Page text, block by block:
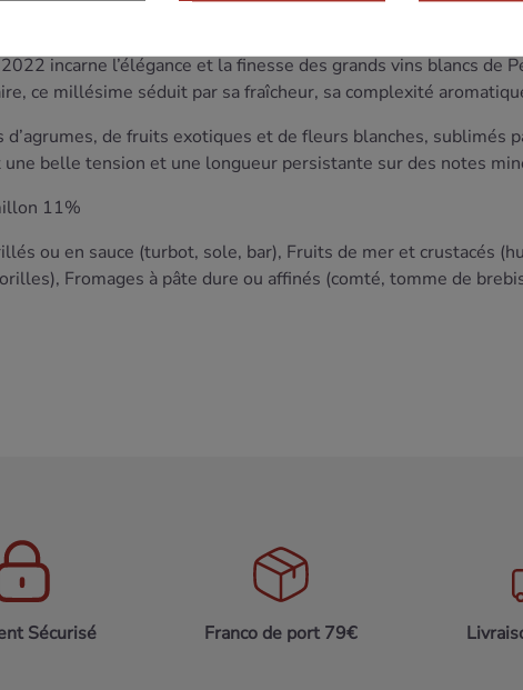
incarne l’élégance et la finesse des grands vins blancs de
ce millésime séduit par sa fraîcheur, sa complexité
de fruits exotiques et de fleurs blanches, sublimés
belle tension et une longueur persistante sur des notes
11%
ou en sauce (turbot, sole, bar), Fruits de mer et crustacés
Fromages à pâte dure ou affinés (comté, tomme de
Sécurisé Franco de port 79€